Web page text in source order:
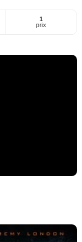
1
prix